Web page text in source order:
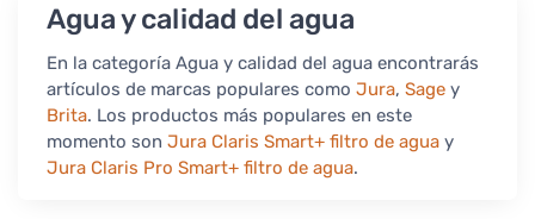
Agua y calidad del agua
En la categoría Agua y calidad del agua encontrarás
artículos de marcas populares como Jura, Sage y
Brita. Los productos más populares en este
momento son Jura Claris Smart+ filtro de agua y
Jura Claris Pro Smart+ filtro de agua.